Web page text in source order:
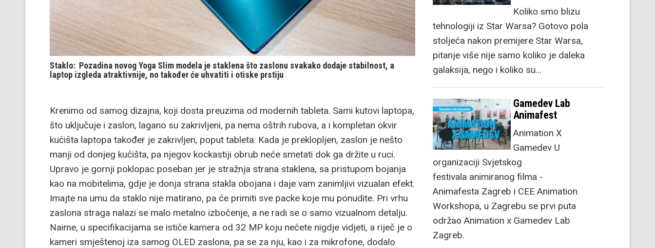
Staklo: Pozadina novog Yoga Slim modela je staklena što zaslonu svakako dodaje stabilnost, a
laptop izgleda atraktivnije, no također će uhvatiti i otiske prstiju
Krenimo od samog dizajna, koji dosta preuzima od modernih tableta. Sami kutovi laptopa,
što uključuje i zaslon, lagano su zakrivljeni, pa nema oštrih rubova, a i kompletan okvir
kućišta laptopa također je zakrivljen, poput tableta. Kada je preklopljen, zaslon je nešto
manji od donjeg kućišta, pa njegov kockastiji obrub neće smetati dok ga držite u ruci.
Upravo je gornji poklopac poseban jer je stražnja strana staklena, sa pristupom bojanja
kao na mobitelima, gdje je donja strana stakla obojana i daje vam zanimljivi vizualan efekt.
Imajte na umu da staklo nije matirano, pa će primiti sve packe koje mu ponudite. Pri vrhu
zaslona straga nalazi se malo metalno izbočenje, a ne radi se o samo vizualnom detalju.
Naime, u specifikacijama se ističe kamera od 32 MP koju nećete nigdje vidjeti, a riječ je o
kameri smještenoj iza samog OLED zaslona, pa se za nju, kao i za mikrofone, dodalo
Koliko smo blizu
tehnologiji iz Star Warsa? Gotovo pola
stoljeća nakon premijere Star Warsa,
pitanje više nije samo koliko je daleka
galaksija, nego i koliko su…
Gamedev Lab
Animafest
Animation X
Gamedev U
organizaciji Svjetskog
festivala animiranog filma -
Animafesta Zagreb i CEE Animation
Workshopa, u Zagrebu se prvi puta
održao Animation x Gamedev Lab
Zagreb.